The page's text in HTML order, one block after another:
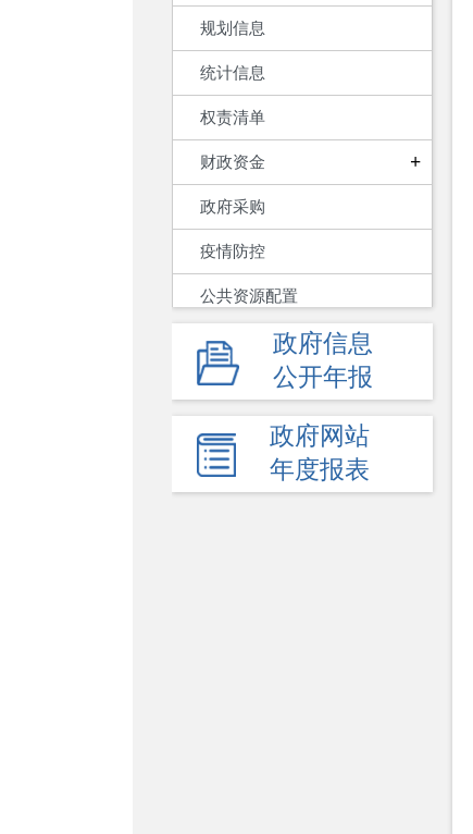
规划信息
统计信息
权责清单
财政资金 +
政府采购
疫情防控
公共资源配置
重大建设项目
公益事业建设
其他主动公开内容
建议提案办理
政府信息
公开年报
政府网站
年度报表